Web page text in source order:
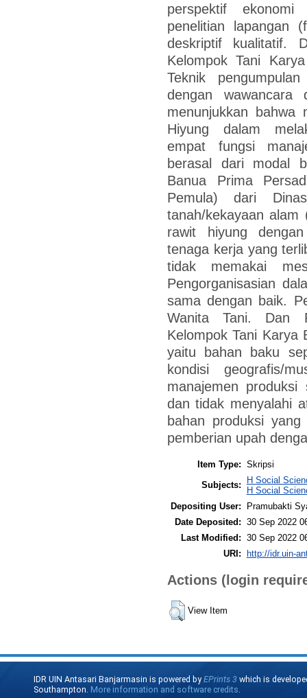
perspektif
penelitian lapangan
deskriptif kualitatif.
Kelompok Tani
Teknik
dengan wawancara
menunjukkan bahwa
Hiyung dalam
empat fungsi
berasal dari modal
Banua Prima
Pemula) dari
tanah/kekayaan
rawit hiyung
tenaga kerja yang
tidak memakai
Pengorganisasian
sama dengan baik.
Wanita Tani. Dan
Kelompok Tani Karya
yaitu bahan baku
kondisi geografis/
manajemen
dan tidak menyalahi
bahan produksi
pemberian upah
Item Type: Skripsi
Subjects:
H Social
H Social
Depositing User:
Pramubakti
Date Deposited: 30 Sep 2022
Last Modified: 30 Sep 2022
URI: http://idr.uin-
Actions (login
View Item
IDR UIN Antasari Banjarmasin is powered byEPrints 3 which is
Southampton. More information and software credits.